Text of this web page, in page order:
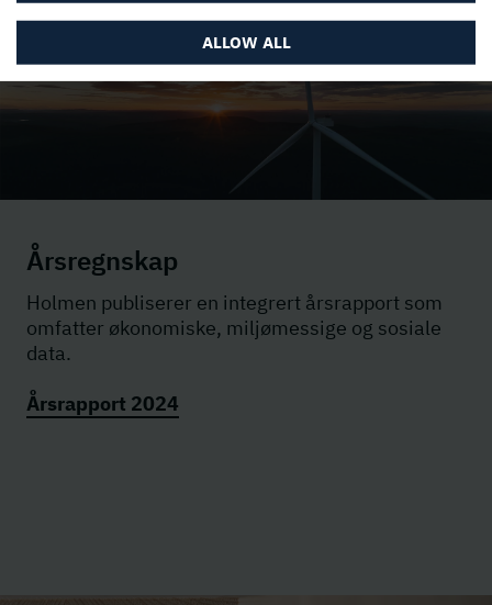
ALLOW ALL
Årsregnskap
Holmen publiserer en integrert årsrapport som
omfatter økonomiske, miljømessige og sosiale
data.
Årsrapport 2024